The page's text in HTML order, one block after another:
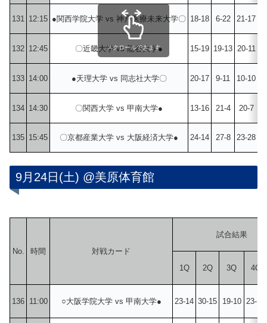
131 12:15 ●関西学院大学 vs 神戸医療未来大学〇 18-18 6-22 21-17
132 12:45 〇近畿大学 vs 龍谷大学● 15-19 19-13 20-11
133 14:00 ●天理大学 vs 同志社大学〇 20-17 9-11 10-10
134 14:30 〇関西大学 vs 甲南大学● 13-16 21-4 20-7
135 15:45 〇京都産業大学 vs 大阪経済大学● 24-14 27-8 23-28
スクロールできます
9月24日(土) @美原体育館
No. 時間 対戦カード
試合結果
1Q 2Q 3Q 4Q
136 11:00 ○大阪学院大学 vs 甲南大学● 23-14 30-15 19-10 23-14